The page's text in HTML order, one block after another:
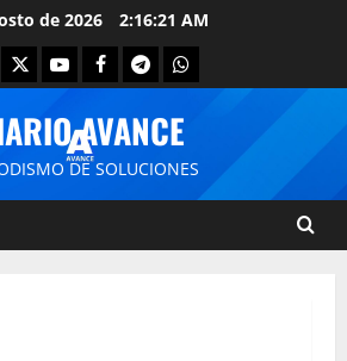
de 2026 2:16:21 AM
AVANCE
DE SOLUCIONES